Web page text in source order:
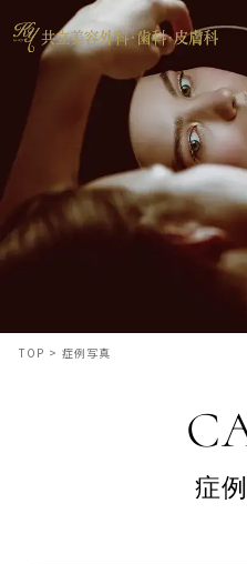
TOP > 症例写真
症